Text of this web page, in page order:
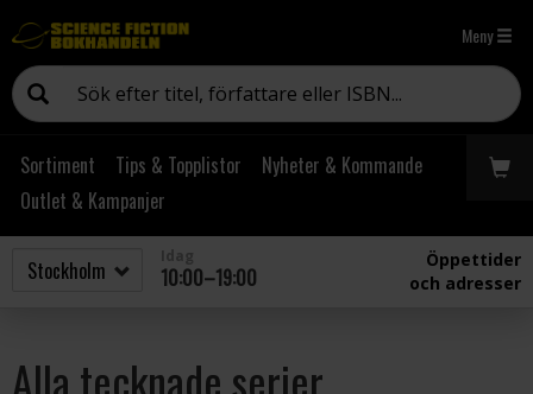
Meny
Sortiment Tips & Topplistor
Nyheter & Kommande
Outlet & Kampanjer
10:00–19:00
Öppettider
och adresser
Alla tecknade serier